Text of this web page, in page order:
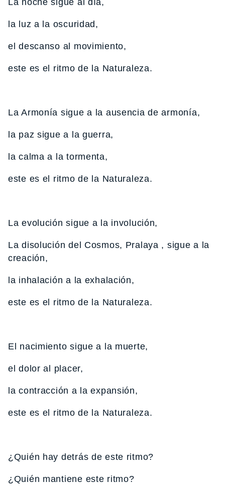
la luz a la oscuridad,
el descanso al movimiento,
este es el ritmo de la Naturaleza.
La Armonía sigue a la ausencia de armonía,
la paz sigue a la guerra,
la calma a la tormenta,
este es el ritmo de la Naturaleza.
La evolución sigue a la involución,
La disolución del Cosmos, Pralaya , sigue a la
creación,
la inhalación a la exhalación,
este es el ritmo de la Naturaleza.
El nacimiento sigue a la muerte,
el dolor al placer,
la contracción a la expansión,
este es el ritmo de la Naturaleza.
¿Quién hay detrás de este ritmo?
¿Quién mantiene este ritmo?